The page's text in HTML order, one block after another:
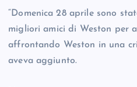
“Domenica 28 aprile sono
migliori amici di Weston per
affrontando Weston in una
aveva aggiunto.